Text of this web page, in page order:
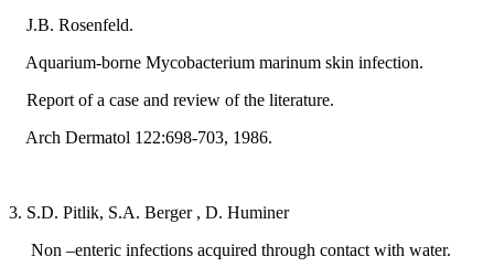
J.B. Rosenfeld.
Aquarium-borne Mycobacterium marinum skin infection.
Report of a case and review of the literature.
Arch Dermatol 122:698-703, 1986.
3. S.D. Pitlik, S.A. Berger , D. Huminer
Non –enteric infections acquired through contact with water.